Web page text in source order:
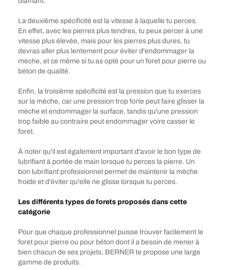
La deuxième spécificité est la vitesse à laquelle tu perces.
En effet, avec les pierres plus tendres, tu peux percer à une
vitesse plus élevée, mais pour les pierres plus dures, tu
devras aller plus lentement pour éviter d'endommager la
mèche, et ce même si tu as opté pour un foret pour pierre ou
béton de qualité.
Enfin, la troisième spécificité est la pression que tu exerces
sur la mèche, car une pression trop forte peut faire glisser la
mèche et endommager la surface, tandis qu'une pression
trop faible au contraire peut endommager voire casser le
foret.
À noter qu'il est également important d'avoir le bon type de
lubrifiant à portée de main lorsque tu perces la pierre. Un
bon lubrifiant professionnel permet de maintenir la mèche
froide et d'éviter qu'elle ne glisse lorsque tu perces.
Les différents types de forets proposés dans cette
catégorie
Pour que chaque professionnel puisse trouver facilement le
foret pour pierre ou pour béton dont il a besoin de mener à
bien chacun de ses projets, BERNER te propose une large
gamme de produits.